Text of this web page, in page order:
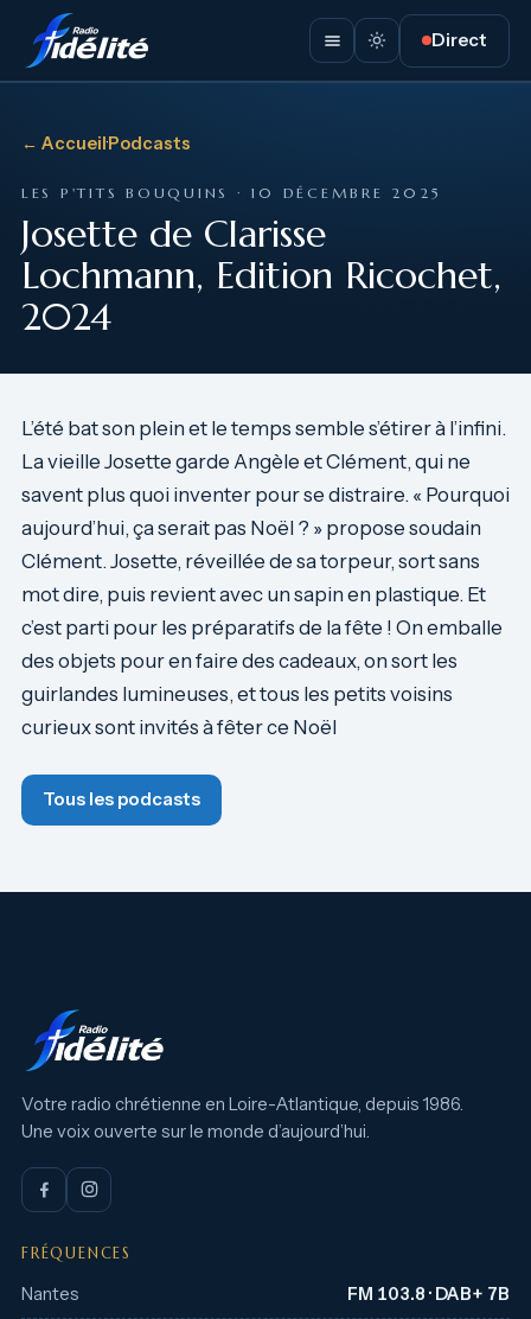
Direct
← Accueil·Podcasts
LES P'TITS BOUQUINS · 10 DÉCEMBRE 2025
Josette de Clarisse
Lochmann, Edition Ricochet,
2024
L’été bat son plein et le temps semble s’étirer à l’infini.
La vieille Josette garde Angèle et Clément, qui ne
savent plus quoi inventer pour se distraire. « Pourquoi
aujourd’hui, ça serait pas Noël ? » propose soudain
Clément. Josette, réveillée de sa torpeur, sort sans
mot dire, puis revient avec un sapin en plastique. Et
c’est parti pour les préparatifs de la fête ! On emballe
des objets pour en faire des cadeaux, on sort les
guirlandes lumineuses, et tous les petits voisins
curieux sont invités à fêter ce Noël
Tous les podcasts
Votre radio chrétienne en Loire-Atlantique, depuis 1986.
Une voix ouverte sur le monde d’aujourd’hui.
FRÉQUENCES
Nantes FM 103.8 · DAB+ 7B